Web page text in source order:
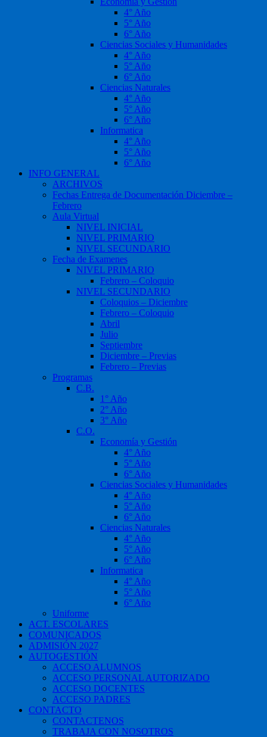
4° Año
5° Año
6° Año
Ciencias Sociales y Humanidades
4° Año
5° Año
6° Año
Ciencias Naturales
4° Año
5° Año
6° Año
Informatica
4° Año
5° Año
6° Año
INFO GENERAL
ARCHIVOS
Fechas Entrega de Documentación Diciembre –
Febrero
Aula Virtual
NIVEL INICIAL
NIVEL PRIMARIO
NIVEL SECUNDARIO
Fecha de Examenes
NIVEL PRIMARIO
Febrero – Coloquio
NIVEL SECUNDARIO
Coloquios – Diciembre
Febrero – Coloquio
Abril
Julio
Septiembre
Diciembre – Previas
Febrero – Previas
Programas
C.B.
1° Año
2° Año
3° Año
C.O.
Economía y Gestión
4° Año
5° Año
6° Año
Ciencias Sociales y Humanidades
4° Año
5° Año
6° Año
Ciencias Naturales
4° Año
5° Año
6° Año
Informatica
4° Año
5° Año
6° Año
Uniforme
ACT. ESCOLARES
COMUNICADOS
ADMISIÓN 2027
AUTOGESTIÓN
ACCESO ALUMNOS
ACCESO PERSONAL AUTORIZADO
ACCESO DOCENTES
ACCESO PADRES
CONTACTO
CONTACTENOS
TRABAJA CON NOSOTROS